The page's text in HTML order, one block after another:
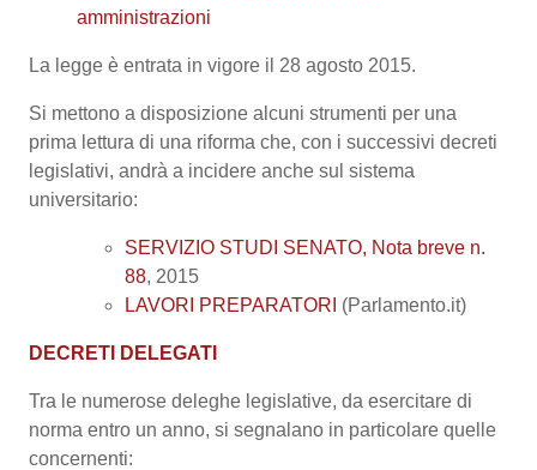
amministrazioni
La legge è entrata in vigore il 28 agosto 2015.
Si mettono a disposizione alcuni strumenti per una
prima lettura di una riforma che, con i successivi decreti
legislativi, andrà a incidere anche sul sistema
universitario:
SERVIZIO STUDI SENATO, Nota breve n.
88, 2015
LAVORI PREPARATORI (Parlamento.it)
DECRETI DELEGATI
Tra le numerose deleghe legislative, da esercitare di
norma entro un anno, si segnalano in particolare quelle
concernenti: